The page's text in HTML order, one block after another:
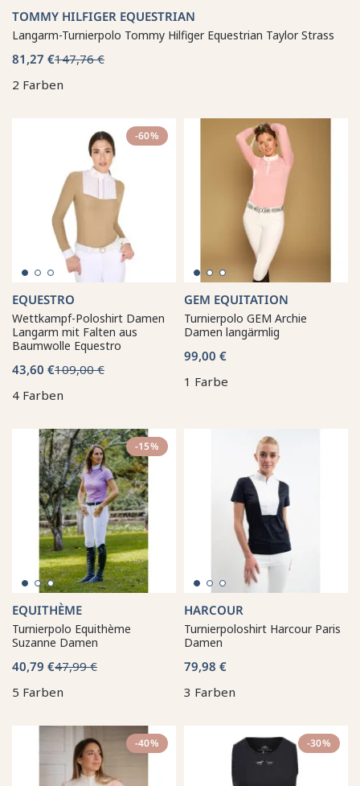
TOMMY HILFIGER EQUESTRIAN
Langarm-Turnierpolo Tommy Hilfiger Equestrian Taylor Strass
81,27 €147,76 €
2 Farben
-60%
EQUESTRO
Wettkampf-Poloshirt Damen
Langarm mit Falten aus
Baumwolle Equestro
43,60 €109,00 €
4 Farben
GEM EQUITATION
Turnierpolo GEM Archie
Damen langärmlig
99,00 €
1 Farbe
-15%
EQUITHÈME
Turnierpolo Equithème
Suzanne Damen
40,79 €47,99 €
5 Farben
HARCOUR
Turnierpoloshirt Harcour Paris
Damen
79,98 €
3 Farben
-40% -30%